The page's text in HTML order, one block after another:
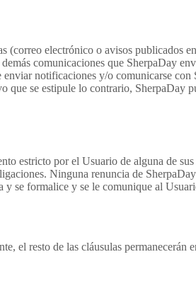
(correo electrónico o avisos publicados
comunicaciones que SherpaDay
notificaciones y/o comunicarse con
que se estipule lo contrario, SherpaDay
estricto por el Usuario de alguna de
Ninguna renuncia de
y se formalice y se le comunique al
el resto de las cláusulas permanecerán